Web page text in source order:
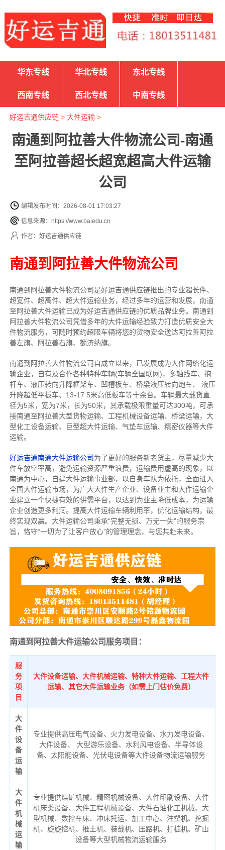
华东专线 华北专线 东北专线
西南专线 西北专线 中南专线
好运吉通供应链> 大件运输>
南通到阿拉善大件物流公司-南通
至阿拉善超长超宽超高大件运输
公司
编辑发布时间：2026-08-01 17:03:27
信息来源：https://www.baiedu.cn
作者：好运吉通供应链
南通到阿拉善大件物流公司
南通到阿拉善大件物流公司是好运吉通供应链推出的专业超长件、
超宽件、超高件、超大件运输业务，经过多年的运营和发展，南通
至阿拉善大件运输已成为好运吉通供应链的优质品牌业务。南通到
阿拉善大件物流公司凭借多年的大件运输经验致力打造优质安全大
件物流服务，可随时预约超限车辆将您的货物安全送达阿拉善阿拉
善左旗、阿拉善右旗、额济纳旗。
南通到阿拉善大件物流公司自成立以来，已发展成为大件网络化运
输企业，自有及合作各种特种车辆(车辆全国联网)，多轴线车、抱
杆车、液压转向升降框架车、凹槽板车、桥梁液压转向炮车、 液压
升降超低平板车、13-17.5米高低板车等十余台。车辆最大载货直
径为5米，宽为7米，长为50米，其承载极限重量可达300吨，可承
接南通至阿拉善大型货物运输、工程机械设备运输、桥梁运输，大
型化工设备运输、巨型超大件运输、气垫车运输、精密仪器等大件
运输。
好运吉通南通大件运输公司为了更好的服务新老货主，尽量减少大
件车放空率高，避免运输资源严重浪费，运输费用虚高的现象，以
南通为中心，自建大件运输事业部，以自身车队为依托，全面进入
全国大件运输市场，为广大大件生产企业、设备业主和大件运输企
业建立一个快捷有效的供需平台，以达到为业主降低成本，为运输
企业创造更多利润。提高大件运输车辆利用率，优化运输结构，最
终实现双赢。大件运输公司秉承“完整无损、万无一失”的服务宗
旨，恪守“一切为了让客户放心”的管理理念，与您共赴未来。
南通到阿拉善大件运输公司服务项目：
服
务
项
目
大件设备运输、大件机械运输、特种大件运输、工程大件
运输、其它大件运输业务（如需上门估价免费）
大
件
设
备
运
输
专业提供高压电气设备、火力发电设备、水力发电设备、
大件设备、 大型游乐设备、水利风电设备、半导体设
备、太阳能设备、光伏电设备等大件设备物流运输服务
大
件
机
械
运
输
专业提供煤矿机械、精密机械设备、大件印刷设备、大件
机床类设备、大件工程机械设备、大件石油化工机械、大
型机械、数控车床、冲床托运、加工中心、注塑机、挖掘
机、旋旋挖机、推土机、装载机、压路机、打桩机、矿山
设备等大型机械物流运输服务